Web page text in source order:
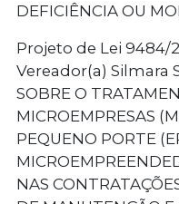
DEFICIÊNCIA OU
Projeto de Lei 9484/
Vereador(a) Silmara
SOBRE O
MICROEMPRESAS
PEQUENO PORTE
NAS